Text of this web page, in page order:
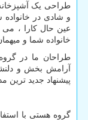
طراحی یک
و شادی در خانواده
عین حال کارا ، می
خانواده شما و
طراحان ما در
آرامش بخش و
پیشنهاد جدید ترین
گروه هستی با